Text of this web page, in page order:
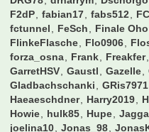
Bouba2006
Breezeman
chrissi98
Christian cibby
Danny1895
DennisHopper
DesertWolf
Dolly Domi89
DRG78
drharrym Dschorgo
F2dP
fabian17 fabs512
fctunnel
FeSch Finale Oho
FlinkeFlasche
Flo0906
forza_osna
Frank Freakfer